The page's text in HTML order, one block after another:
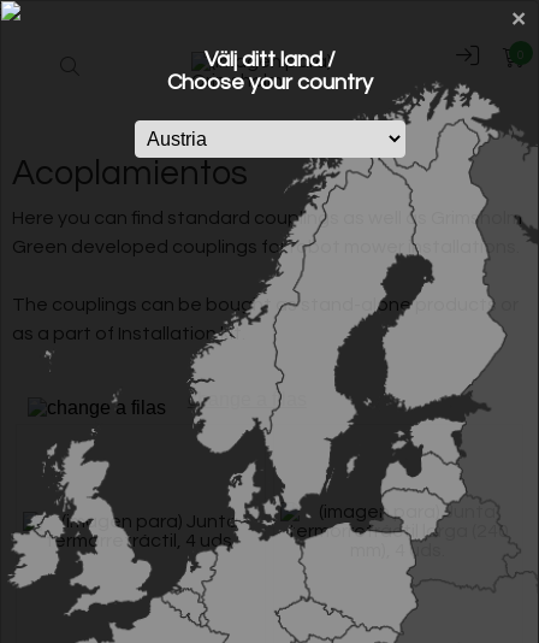
Välj ditt land /
Choose your country
×
Acoplamientos
Here you can find standard couplings as well as Grimsholm
Green developed couplings for robot mower installations.
​The couplings can be bought as stand-alone products or
as a part of Installation kit
change a filas